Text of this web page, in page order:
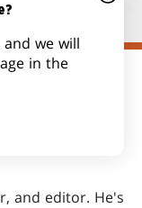
and editor. He's
we will
in the